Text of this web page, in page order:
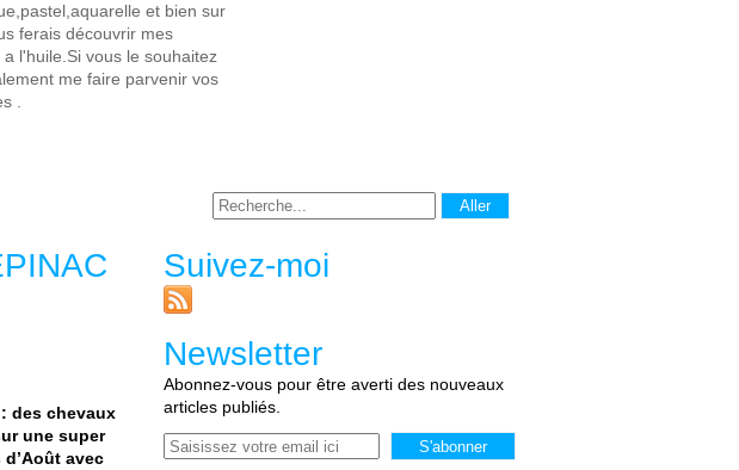
et bien sur
ferais découvrir mes
l'huile.Si vous le souhaitez
me faire parvenir vos
.
des chevaux
une super
avec
Suivez-moi
Newsletter
Abonnez-vous pour être averti des nouveaux
articles publiés.
Email